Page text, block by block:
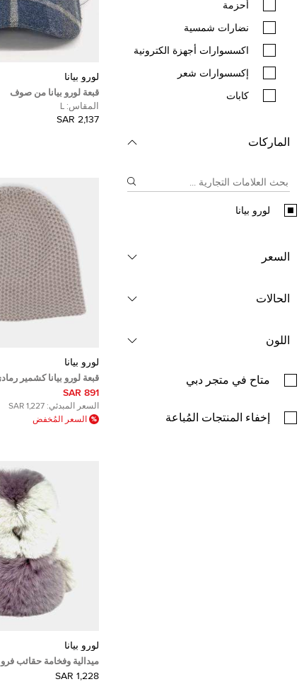
أحزمة
نضارات شمسية
اكسسوارات أجهزة الكترونية
إكسسوارات شعر
كابات
الماركات
لورو بيانا
السعر
الحالات
اللون
متاح في متجر دبي
إخفاء المنتجات المُباعة
لورو بيانا
قبعة لورو بيانا من صوف
المقاس: L
2,137 SAR
لورو بيانا
قبعة لورو بيانا كشمير
891 SAR
السعر المبدئي: 1,227 SAR
السعر المُخفض
لورو بيانا
ميدالية وفخامة حقائب فرو
من لورو بيانا
1,228 SAR